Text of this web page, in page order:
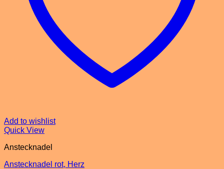
Add to wishlist
Quick View
Anstecknadel
Anstecknadel rot, Herz